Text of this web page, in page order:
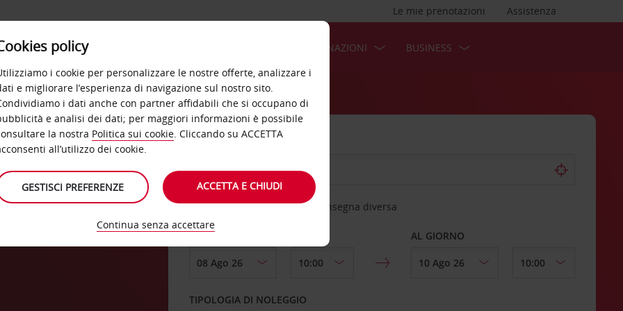
Assistenza
Le mie prenotazioni
OFFERTE DESTINAZIONI BUSINESS
Scegli una località di riconsegna diversa
DAL GIORNO AL GIORNO
TIPOLOGIA DI NOLEGGIO
policy
i cookie per personalizzare le nostre offerte, analizzare i
e migliorare l’esperienza di navigazione sul nostro sito.
i dati anche con partner affidabili che si occupano di
e analisi dei dati; per maggiori informazioni è possibile
la nostra Politica sui cookie. Cliccando su ACCETTA
all’utilizzo dei cookie.
GESTISCI PREFERENZE ACCETTA E CHIUDI
Continua senza accettare